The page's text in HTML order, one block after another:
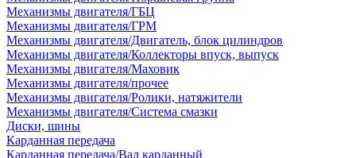
Механизмы двигателя/ГБЦ
Механизмы двигателя/ГРМ
Механизмы двигателя/Двигатель, блок цилиндров
Механизмы двигателя/Коллекторы впуск, выпуск
Механизмы двигателя/Маховик
Механизмы двигателя/прочее
Механизмы двигателя/Ролики, натяжители
Механизмы двигателя/Система смазки
Диски, шины
Карданная передача
Карданная передача/Вал карданный